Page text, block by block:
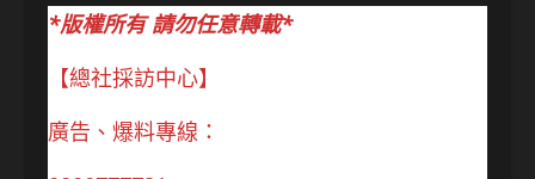
*版權所有 請勿任意轉載*
【總社採訪中心】
廣告、爆料專線：